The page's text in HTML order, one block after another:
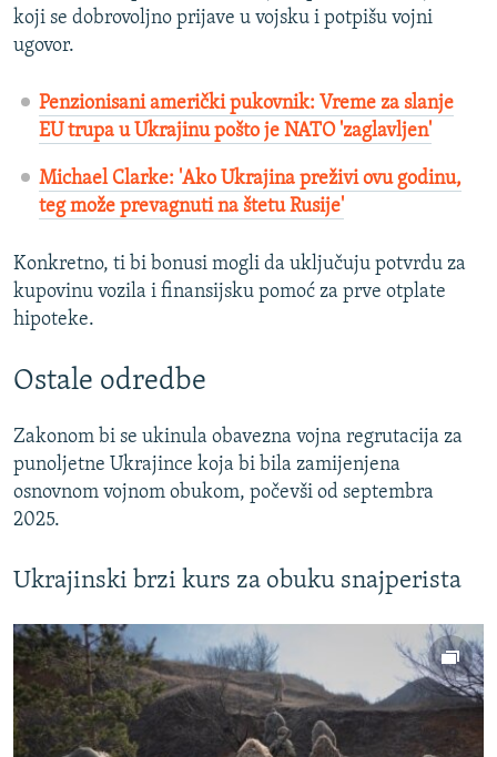
koji se dobrovoljno prijave u vojsku i potpišu vojni
ugovor.
Penzionisani američki pukovnik: Vreme za slanje
EU trupa u Ukrajinu pošto je NATO 'zaglavljen'
Michael Clarke: 'Ako Ukrajina preživi ovu godinu,
teg može prevagnuti na štetu Rusije'
Konkretno, ti bi bonusi mogli da uključuju potvrdu za
kupovinu vozila i finansijsku pomoć za prve otplate
hipoteke.
Ostale odredbe
Zakonom bi se ukinula obavezna vojna regrutacija za
punoljetne Ukrajince koja bi bila zamijenjena
osnovnom vojnom obukom, počevši od septembra
2025.
Ukrajinski brzi kurs za obuku snajperista